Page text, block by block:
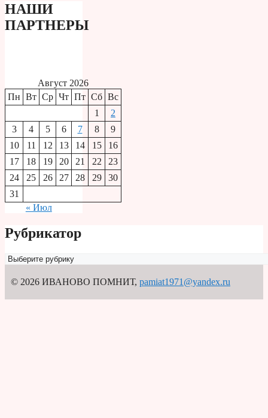
НАШИ
ПАРТНЕРЫ
Август 2026
Пн Вт Ср Чт Пт Сб Вс
1
2
3
4 5 6 7 8
9
10
11 12 13 14 15
16
17
18 19 20 21 22
23
24
25 26 27 28 29
30
31
« Июл
Рубрикатор
Рубрикатор
© 2026 ИВАНОВО ПОМНИТ, pamiat1971@yandex.ru